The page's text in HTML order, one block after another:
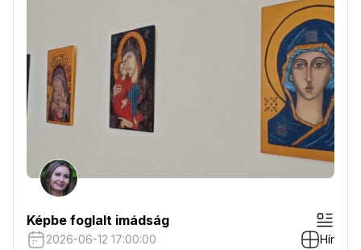
Képbe foglalt imádság
2026-06-12 17:00:00 Hír